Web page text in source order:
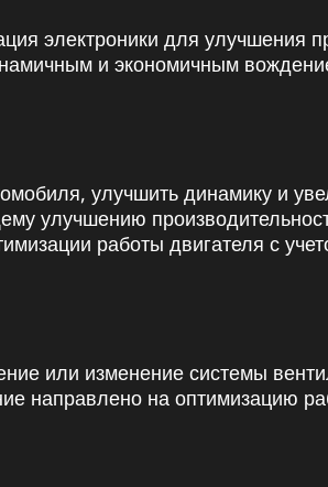
электроники для улучшения
и экономичным
улучшить динамику и
улучшению
работы двигателя с
или изменение системы
направлено на оптимизацию